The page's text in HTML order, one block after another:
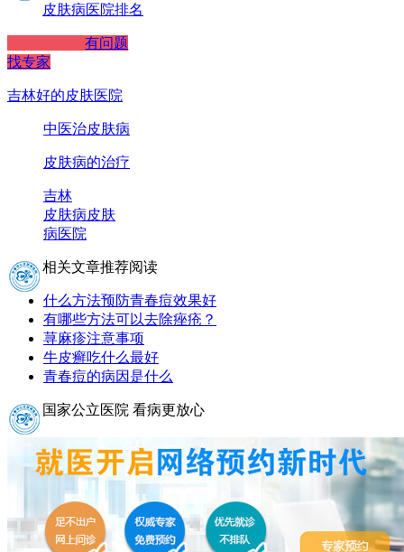
皮肤病医院排名
有问题
找专家
吉林好的皮肤医院
中医治皮肤病
皮肤病的治疗
吉林
皮肤病皮肤
病医院
相关文章推荐阅读
什么方法预防青春痘效果好
有哪些方法可以去除痤疮？
荨麻疹注意事项
牛皮癣吃什么最好
青春痘的病因是什么
国家公立医院 看病更放心